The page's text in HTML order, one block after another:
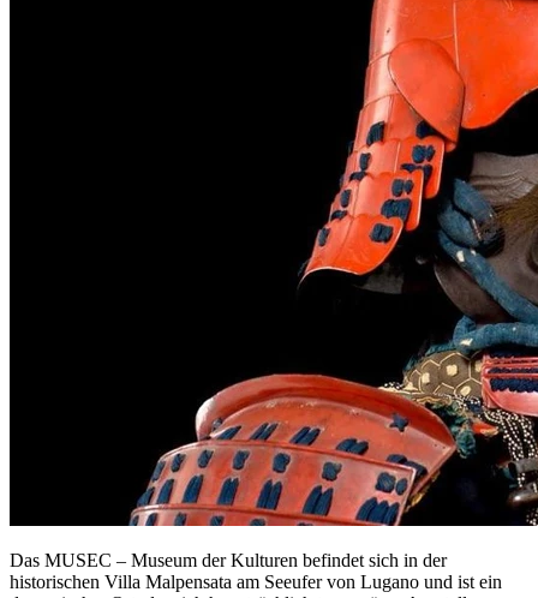
Das MUSEC – Museum der Kulturen befindet sich in der
historischen Villa Malpensata am Seeufer von Lugano und ist ein